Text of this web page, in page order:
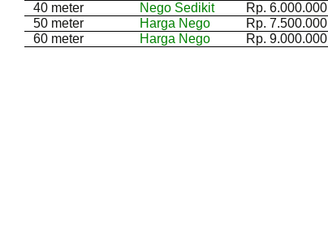
40 meter
Nego Sedikit
Rp. 6.000.000
50 meter
Harga Nego
Rp. 7.500.000
60 meter
Harga Nego Rp. 9.000.000